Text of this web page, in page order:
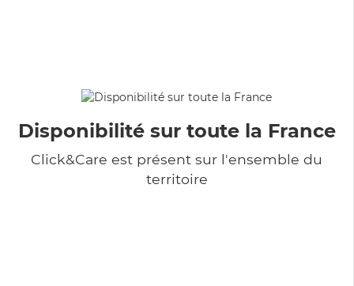
Disponibilité sur toute la France
Click&Care est présent sur l'ensemble du
territoire